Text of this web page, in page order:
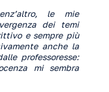
le mie
dei temi
e sempre più
anche la
professoresse:
mi sembra